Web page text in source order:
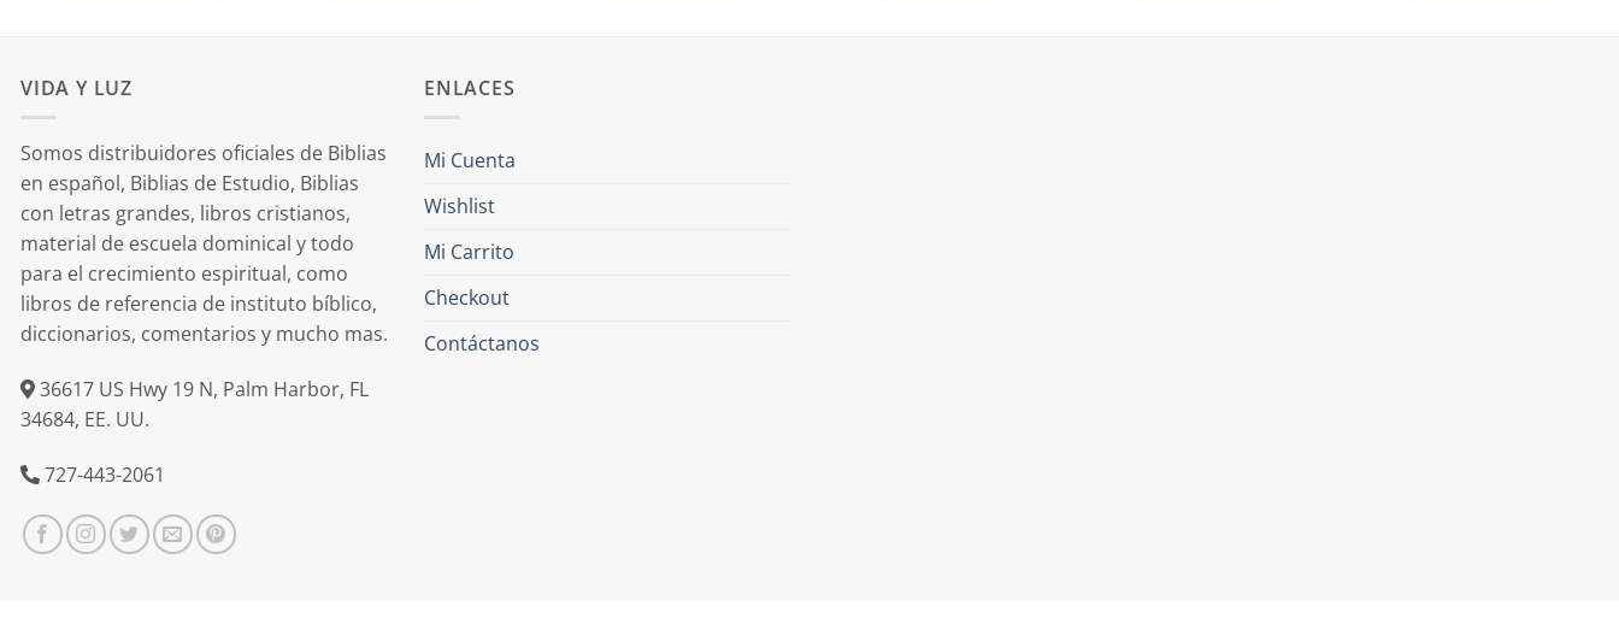
VIDA Y LUZ
Somos distribuidores oficiales de Biblias
en español, Biblias de Estudio, Biblias
con letras grandes, libros cristianos,
material de escuela dominical y todo
para el crecimiento espiritual, como
libros de referencia de instituto bíblico,
diccionarios, comentarios y mucho mas.
36617 US Hwy 19 N, Palm Harbor, FL
34684, EE. UU.
727-443-2061
ENLACES
Mi Cuenta
Wishlist
Mi Carrito
Checkout
Contáctanos